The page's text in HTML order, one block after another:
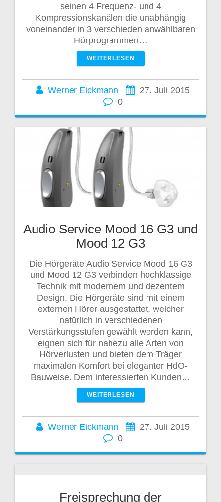
seinen 4 Frequenz- und 4
Kompressionskanälen die unabhängig
voneinander in 3 verschieden anwählbaren
Hörprogrammen…
WEITERLESEN
Werner Eickmann
27. Juli 2015
0
Audio Service Mood 16 G3 und
Mood 12 G3
Die Hörgeräte Audio Service Mood 16 G3
und Mood 12 G3 verbinden hochklassige
Technik mit modernem und dezentem
Design. Die Hörgeräte sind mit einem
externen Hörer ausgestattet, welcher
natürlich in verschiedenen
Verstärkungsstufen gewählt werden kann,
eignen sich für nahezu alle Arten von
Hörverlusten und bieten dem Träger
maximalen Komfort bei eleganter HdO-
Bauweise. Dem interessierten Kunden…
WEITERLESEN
Werner Eickmann
27. Juli 2015
0
Freisprechung der